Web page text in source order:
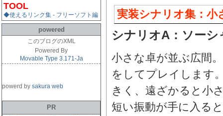
実装シナリオ集：小
シナリオA：ソー
小さな卓が並ぶ広間
をしてプレイします
きく、遠ざかると小
短い振動が手に入る
TOOL
◆使えるリンク集 - フリーソフト編
powered
このブログのXML
Powered By
Movable Type 3.171-Ja
powerd by sakura web
PR